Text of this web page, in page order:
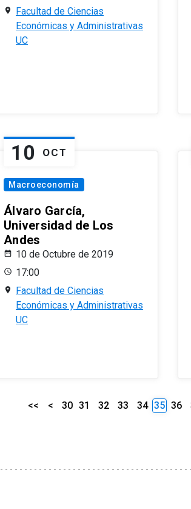
Facultad de Ciencias
Económicas y Administrativas
UC
10 OCT
Macroeconomía
Álvaro García,
Universidad de Los
Andes
10 de Octubre de 2019
17:00
Facultad de Ciencias
Económicas y Administrativas
UC
<< < 30 31 32 33 34 35 36